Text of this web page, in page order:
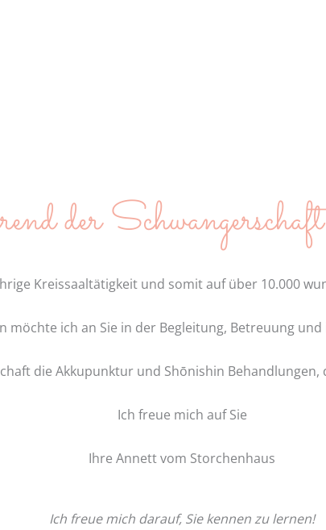
der
Kreissaaltätigkeit und somit auf über 10.000
möchte ich an Sie in der Begleitung, Betreuung
die Akkupunktur und Shōnishin Behandlungen,
Ich freue mich auf Sie
Ihre Annett vom Storchenhaus
Ich freue mich darauf, Sie kennen zu lernen!